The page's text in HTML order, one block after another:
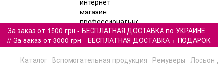
За заказ от 1500 грн - БЕСПЛАТНАЯ ДОСТАВКА по УКРАИНЕ
// За заказ от 3000 грн - БЕСПЛАТНАЯ ДОСТАВКА + ПОДАРОК
Каталог Вспомогательная продукция Ремуверы Лосьон